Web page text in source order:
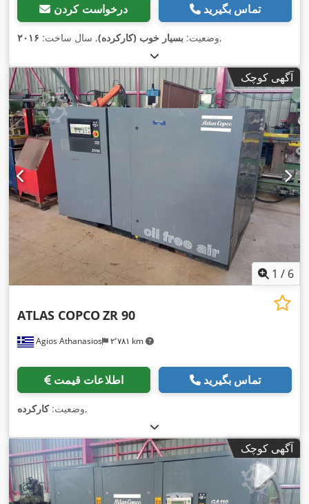
درخواست کردن تماس بگیرید
وضعیت: بسیار خوب (کارکرده), سال ساخت: ۲۰۱۶ ,
آگهی کوچک
1 / 6
Agios Athanasios ۲٬۷۸۱ km
ATLAS COPCOZR 90
اطلاعات قیمت تماس بگیرید
وضعیت:کارکرده ,
آگهی کوچک